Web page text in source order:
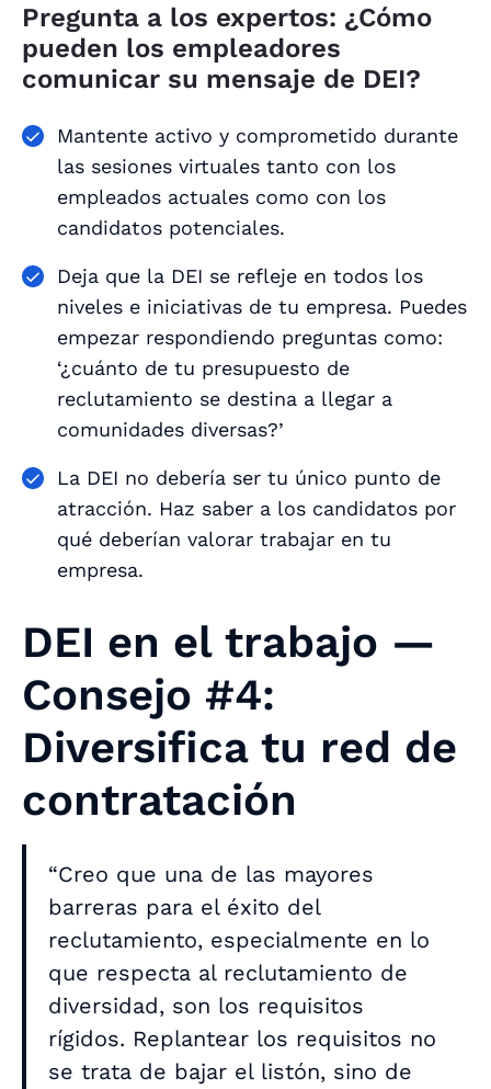
Pregunta a los expertos: ¿Cómo
pueden los empleadores
comunicar su mensaje de DEI?
Mantente activo y comprometido durante
las sesiones virtuales tanto con los
empleados actuales como con los
candidatos potenciales.
Deja que la DEI se refleje en todos los
niveles e iniciativas de tu empresa. Puedes
empezar respondiendo preguntas como:
‘¿cuánto de tu presupuesto de
reclutamiento se destina a llegar a
comunidades diversas?’
La DEI no debería ser tu único punto de
atracción. Haz saber a los candidatos por
qué deberían valorar trabajar en tu
empresa.
DEI en el trabajo —
Consejo #4:
Diversifica tu red de
contratación
“Creo que una de las mayores
barreras para el éxito del
reclutamiento, especialmente en lo
que respecta al reclutamiento de
diversidad, son los requisitos
rígidos. Replantear los requisitos no
se trata de bajar el listón, sino de